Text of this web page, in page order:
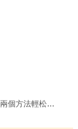
兩個方法輕松治療兔子腳癬,野兔得了干瘦病該怎麼治療